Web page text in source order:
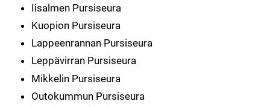
Iisalmen Pursiseura
Kuopion Pursiseura
Lappeenrannan Pursiseura
Leppävirran Pursiseura
Mikkelin Pursiseura
Outokummun Pursiseura